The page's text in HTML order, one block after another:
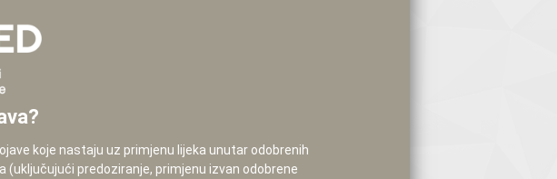
koje nastaju uz primjenu lijeka unutar odobrenih
predoziranje, primjenu izvan odobrene